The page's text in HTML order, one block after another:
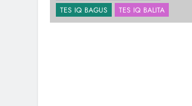
TES IQ BAGUS
TES IQ BALITA